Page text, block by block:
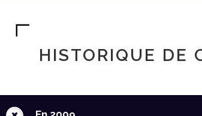
HISTORIQUE DE